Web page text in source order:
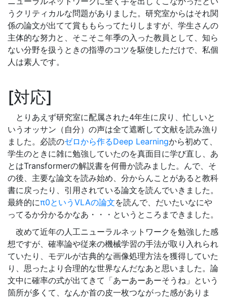
うクリティカルな問題がありました。研究室からはそれ関
係の論文が出てて賞ももらってたりしますが、学生さんの
主体的な努力と、そこそこ年季の入った教員として、知ら
ない分野を扱うときの指導のコツを駆使しただけで、私個
人は素人です。
対応
とりあえず研究室に配属された4年生に戻り、忙しいと
いうオッサン（自分）の声は全て遮断して文献を読み漁り
ました。必読のゼロから作るDeep Learningから初めて、
学生のときに雑に勉強していたのを真面目に学び直し、あ
とはTransformerの解説書を何冊か読みました。んで、そ
の後、主要な論文を読み始め、分からんことがあると教科
書に戻ったり、引用されている論文を読んでいきました。
最終的にπ0というVLAの論文を読んで、だいたいなにや
ってるか分かるかなあ・・・というところまできました。
改めて近年の人工ニューラルネットワークを勉強した感
想ですが、確率論や従来の機械学習の手法が取り入れられ
ていたり、モデルが古典的な画像処理方法を獲得していた
り、思ったより合理的な世界なんだなあと思いました。論
文中に確率の式が出てきて「あーあーあーそうね」という
箇所が多くて、なんか首の皮一枚つながった感がありま